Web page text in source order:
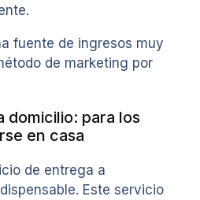
fuente de ingresos muy
de marketing por
domicilio: para los
en casa
de entrega a
Este servicio